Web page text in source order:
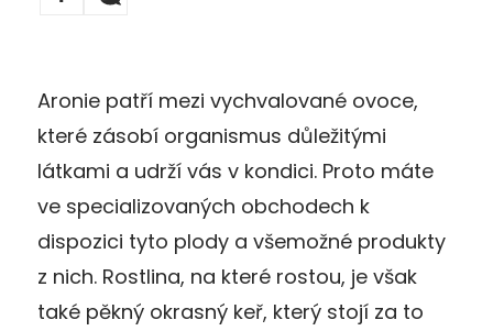
Aronie patří mezi vychvalované ovoce,
které zásobí organismus důležitými
látkami a udrží vás v kondici. Proto máte
ve specializovaných obchodech k
dispozici tyto plody a všemožné produkty
z nich. Rostlina, na které rostou, je však
také pěkný okrasný keř, který stojí za to